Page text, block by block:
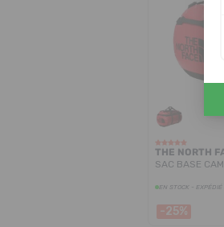
THE NORTH
SAC BASE
EN STOCK -
-25%